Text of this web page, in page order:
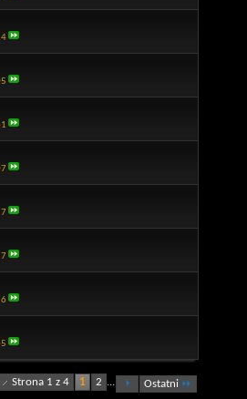
Strona 1 z 4 1 2 ... Ostatni